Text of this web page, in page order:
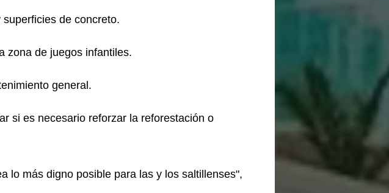
de concreto.
zona de juegos infantiles.
general.
si es necesario reforzar la reforestación o
lo más digno posible para las y los saltillenses",